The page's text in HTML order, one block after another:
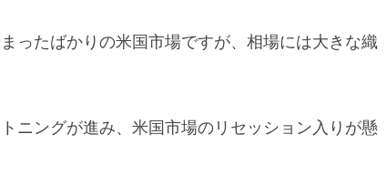
ったばかりの米国市場ですが、相場には大きな織
ニングが進み、米国市場のリセッション入りが懸